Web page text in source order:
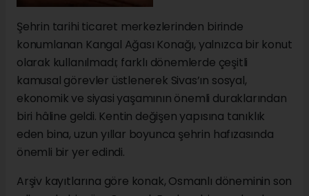
Şehrin tarihi ticaret merkezlerinden birinde
konumlanan Kangal Ağası Konağı, yalnızca bir konut
olarak kullanılmadı; farklı dönemlerde çeşitli
kamusal görevler üstlenerek Sivas’ın sosyal,
ekonomik ve siyasi yaşamının önemli duraklarından
biri hâline geldi. Kentin değişen yapısına tanıklık
eden bina, uzun yıllar boyunca şehrin hafızasında
önemli bir yer edindi.
Arşiv kayıtlarına göre konak, Osmanlı döneminin son